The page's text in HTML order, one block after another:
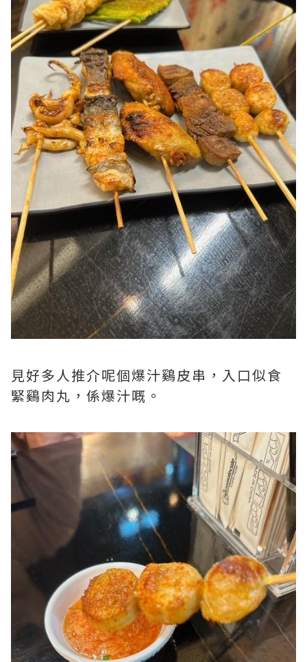
見好多人推介呢個爆汁鷄皮串，入口似食
緊鷄肉丸，係爆汁嘅。